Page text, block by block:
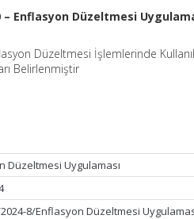
– Enflasyon Düzeltmesi
Düzeltmesi İşlemlerinde
Belirlenmiştir
Düzeltmesi Uygulaması
2024-8/Enflasyon Düzeltmesi